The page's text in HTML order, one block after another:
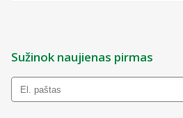
Sužinok naujienas pirmas